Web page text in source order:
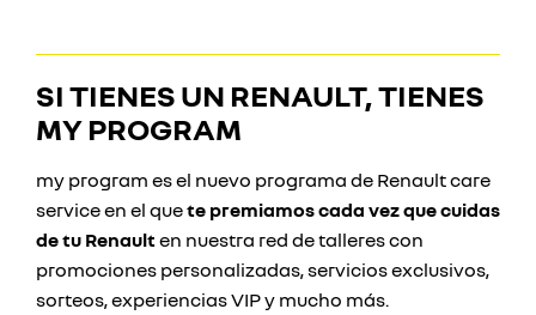
SI TIENES UN RENAULT, TIENES
MY PROGRAM
my program es el nuevo programa de Renault care
service en el quete premiamos cada vez que cuidas
de tu Renaulten nuestra red de talleres con
promociones personalizadas, servicios exclusivos,
sorteos, experiencias VIP y mucho más.